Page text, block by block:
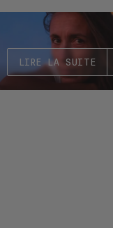
LIRE LA SUITE